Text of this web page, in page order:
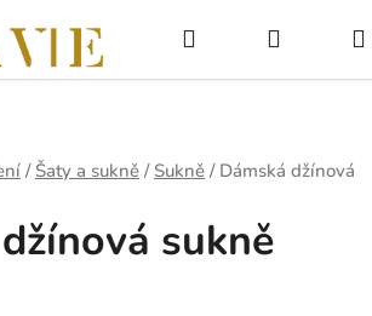
NÁKUPNÍ
KOŠÍK
/ Šaty a sukně / Sukně / Dámská džínová
sukně